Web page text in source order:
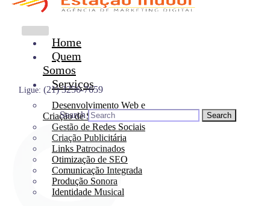
Home
Quem
Somos
Serviços
Desenvolvimento Web e
Criação de Site
Gestão de Redes Sociais
Criação Publicitária
Links Patrocinados
Otimização de SEO
Comunicação Integrada
Produção Sonora
Identidade Musical
Ligue: (21) 3256-7659
Search